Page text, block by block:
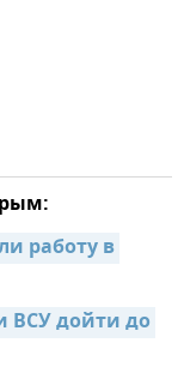
работу в
ВСУ дойти до